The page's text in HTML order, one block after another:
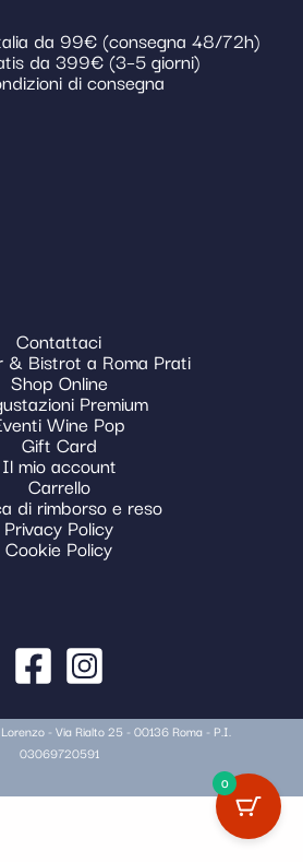
da 99€ (consegna 48/72h)
da 399€ (3–5 giorni)
di consegna
Contattaci
& Bistrot a Roma Prati
Shop Online
Premium
Wine Pop
Gift Card
Il mio account
Carrello
di rimborso e reso
Privacy Policy
Cookie Policy
- Via Rialto 25 - 00136 Roma - P.I.
03069720591
0